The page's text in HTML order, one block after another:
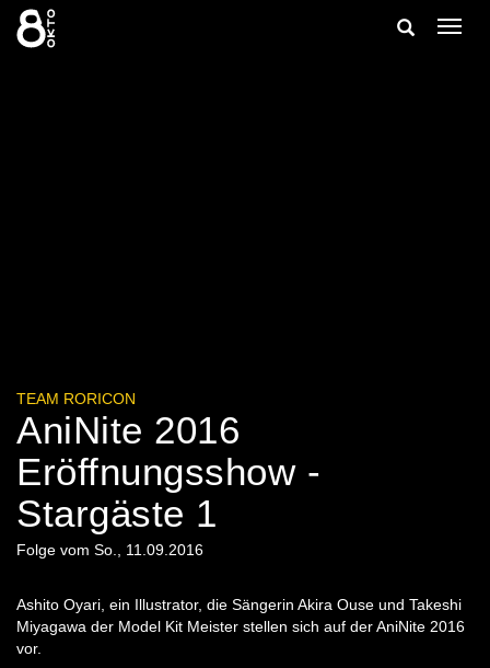
Zum
Inhalt
springen
Suche
TEAM RORICON
AniNite 2016
Eröffnungsshow -
Stargäste 1
Folge vom So., 11.09.2016
Ashito Oyari, ein Illustrator, die Sängerin Akira Ouse und Takeshi
Miyagawa der Model Kit Meister stellen sich auf der AniNite 2016
vor.